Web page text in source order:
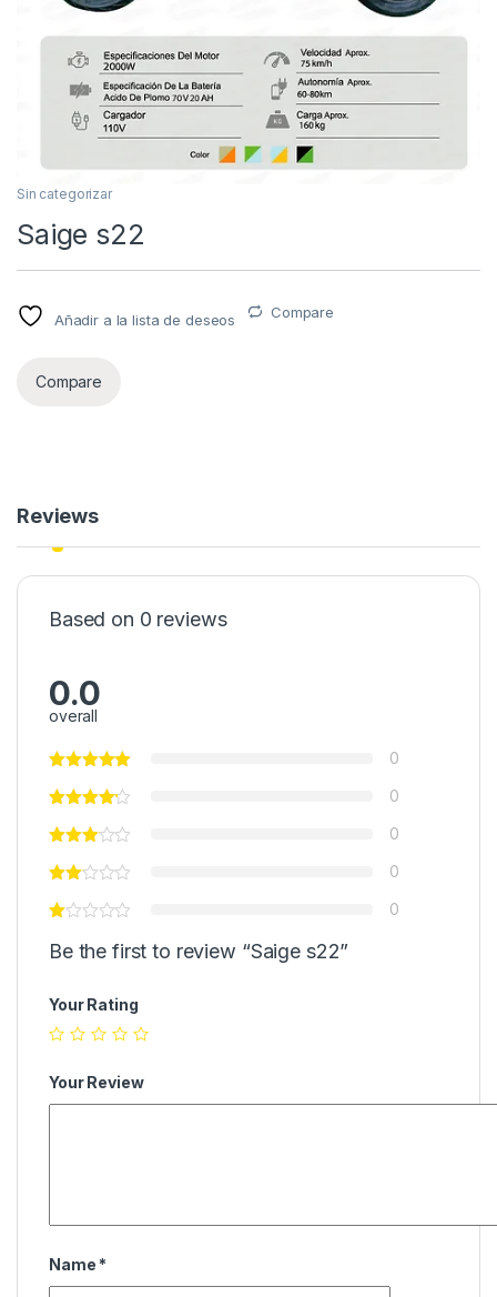
Sin categorizar
Saige s22
Añadir a la lista de deseos Compare
Compare
Reviews
Based on 0 reviews
0.0
overall
0
0
0
0
0
Be the first to review “Saige s22”
Your Rating
Your Review
Name *